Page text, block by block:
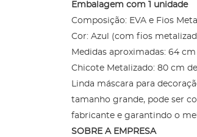
Embalagem com 1 unidade
Composição: EVA e Fios
Cor: Azul (com fios
Medidas aproximadas: 64
Chicote Metalizado: 80 cm
Linda máscara para
tamanho grande, pode ser
fabricante e garantindo o
SOBRE A EMPRESA